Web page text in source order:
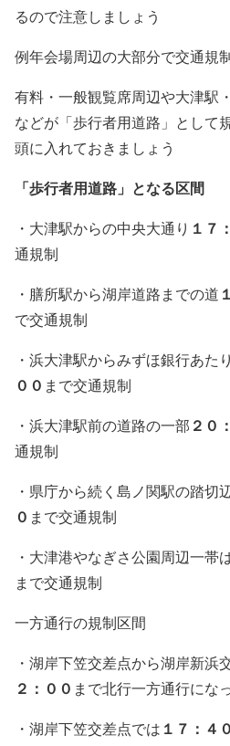
るので注意しましょう
例年会場周辺の大部分で交通規
有料・一般観覧席周辺や大津駅
などが「歩行者用道路」として
頭に入れておきましょう
「歩行者用道路」となる区間
・大津駅からの中央大通り １７
通規制
・膳所駅から湖岸道路までの道
で交通規制
・浜大津駅からみずほ銀行あた
００ まで交通規制
・浜大津駅前の道路の一部 ２０
通規制
・県庁から続く島ノ関駅の踏切
０ まで交通規制
・大津港やなぎさ公園周辺一帯
まで交通規制
一方通行の規制区間
・湖岸下笠交差点から湖岸新浜
２：００ まで北行一方通行にな
・湖岸下笠交差点では １７：４０